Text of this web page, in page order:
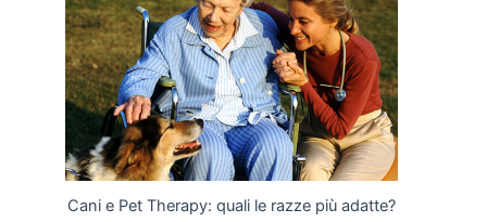
Cani e Pet Therapy: quali le razze più adatte?